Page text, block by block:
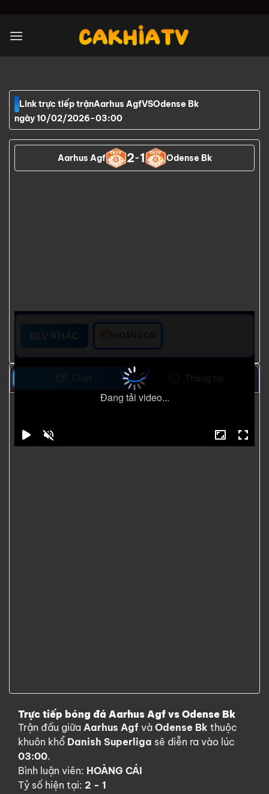
nội
Link trực tiếp trậnAarhus AgfVSOdense Bk
ngày 10/02/2026-03:00
Aarhus Agf 2-1 Odense Bk
Đang tải video...
BLV KHÁC HOÀNG CÁI
Chat Thông tin
Trực tiếp bóng đá Aarhus Agf vs Odense Bk
Trận đấu giữa Aarhus Agf và Odense Bk thuộc
khuôn khổ Danish Superliga sẽ diễn ra vào lúc
03:00.
Bình luận viên: HOÀNG CÁI
Tỷ số hiện tại: 2 - 1